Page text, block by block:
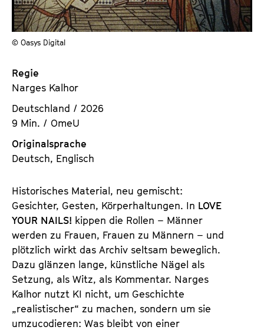
t
u
t
.
V
.
© Oasys Digital
Regie
Narges Kalhor
Deutschland / 2026
9 Min. / OmeU
Originalsprache
Deutsch, Englisch
Historisches Material, neu gemischt:
Gesichter, Gesten, Körperhaltungen. In LOVE
YOUR NAILS! kippen die Rollen – Männer
werden zu Frauen, Frauen zu Männern – und
plötzlich wirkt das Archiv seltsam beweglich.
Dazu glänzen lange, künstliche Nägel als
Setzung, als Witz, als Kommentar. Narges
Kalhor nutzt KI nicht, um Geschichte
„realistischer“ zu machen, sondern um sie
umzucodieren: Was bleibt von einer